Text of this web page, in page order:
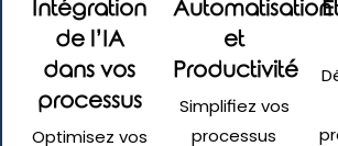
Intégration
de l’IA
dans vos
processus
Optimisez vos
Automatisation
et
Productivité
Simplifiez vos
processus